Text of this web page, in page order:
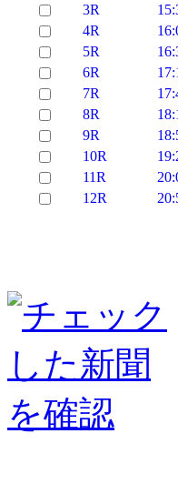
3R
4R
5R
6R
7R
8R
9R
10R
11R
12R